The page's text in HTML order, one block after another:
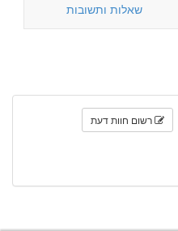
שאלות ותשובות
רשום חוות דעת